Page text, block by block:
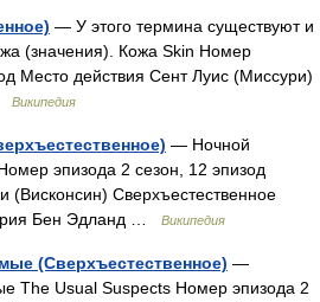
— У этого термина существуют и
(значения). Кожа Skin Номер
Место действия Сент Луис (Миссури)
Википедия
— Ночной
эпизода 2 сезон, 12 эпизод
(Висконсин) Сверхъестественное
Бен Эдланд …
Википедия
(Сверхъестественное) —
The Usual Suspects Номер эпизода 2